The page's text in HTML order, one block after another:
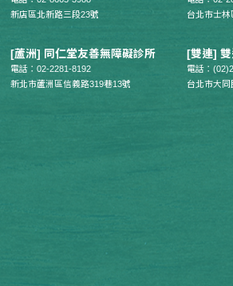
新店區北新路三段23號
台北市士林
[蘆洲] 同仁堂友善無障礙診所
電話：02-2281-8192
新北市蘆洲區信義路319巷13號
[雙連]
電話：
台北市大